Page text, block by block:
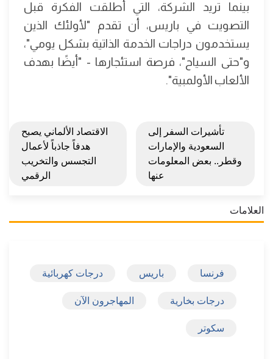
بينما تريد الشركة، التي أطلقت الفكرة قبل
التصويت في باريس، أن تقدم "لأولئك الذين
يستخدمون دراجات الخدمة الذاتية بشكل يومي"،
و"حتى السياح"، فرصة استئجارها - "أيضًا بهدف
الألعاب الأولمبية".
تأشيرات السفر إلى
السعودية والإمارات
وقطر.. بعض المعلومات
عنها
الاقتصاد الألماني يصبح
هدفاً جاذباً لأعمال
التجسس والتخريب
الرقمي
العلامات
فرنسا باريس درجات كهربائية
درجات بخارية المهاجرون الآن
سكوتر